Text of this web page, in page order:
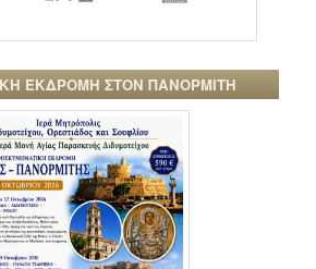
ΕΚΔΡΟΜΗ ΣΤΟΝ ΠΑΝΟΡΜΙΤΗ